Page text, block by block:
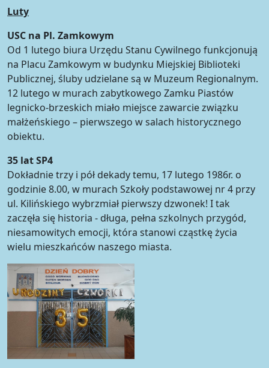
Luty
USC na Pl. Zamkowym
Od 1 lutego biura Urzędu Stanu Cywilnego funkcjonują
na Placu Zamkowym w budynku Miejskiej Biblioteki
Publicznej, śluby udzielane są w Muzeum Regionalnym.
12 lutego w murach zabytkowego Zamku Piastów
legnicko-brzeskich miało miejsce zawarcie związku
małżeńskiego – pierwszego w salach historycznego
obiektu.
35 lat SP4
Dokładnie trzy i pół dekady temu, 17 lutego 1986r. o
godzinie 8.00, w murach Szkoły podstawowej nr 4 przy
ul. Kilińskiego wybrzmiał pierwszy dzwonek! I tak
zaczęła się historia - długa, pełna szkolnych przygód,
niesamowitych emocji, która stanowi cząstkę życia
wielu mieszkańców naszego miasta.